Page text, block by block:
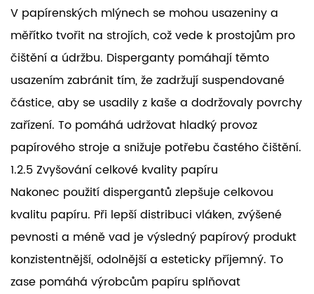
V papírenských mlýnech se mohou usazeniny a
měřítko tvořit na strojích, což vede k prostojům pro
čištění a údržbu. Disperganty pomáhají těmto
usazením zabránit tím, že zadržují suspendované
částice, aby se usadily z kaše a dodržovaly povrchy
zařízení. To pomáhá udržovat hladký provoz
papírového stroje a snižuje potřebu častého čištění.
1.2.5 Zvyšování celkové kvality papíru
Nakonec použití dispergantů zlepšuje celkovou
kvalitu papíru. Při lepší distribuci vláken, zvýšené
pevnosti a méně vad je výsledný papírový produkt
konzistentnější, odolnější a esteticky příjemný. To
zase pomáhá výrobcům papíru splňovat